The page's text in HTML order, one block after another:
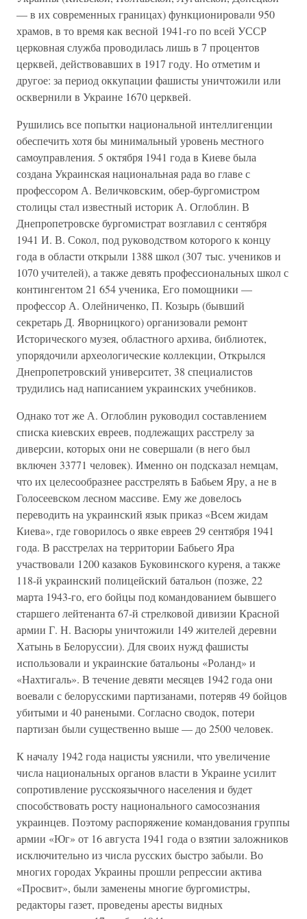
— в их современных границах) функционировали 950
храмов, в то время как весной 1941-го по всей УССР
церковная служба проводилась лишь в 7 процентов
церквей, действовавших в 1917 году. Но отметим и
другое: за период оккупации фашисты уничтожили или
осквернили в Украине 1670 церквей.
Рушились все попытки национальной интеллигенции
обеспечить хотя бы минимальный уровень местного
самоуправления. 5 октября 1941 года в Киеве была
создана Украинская национальная рада во главе с
профессором А. Величковским, обер-бургомистром
столицы стал известный историк А. Оглоблин. В
Днепропетровске бургомистрат возглавил с сентября
1941 И. В. Сокол, под руководством которого к концу
года в области открыли 1388 школ (307 тыс. учеников и
1070 учителей), а также девять профессиональных школ с
контингентом 21 654 ученика, Его помощники —
профессор А. Олейниченко, П. Козырь (бывший
секретарь Д. Яворницкого) организовали ремонт
Исторического музея, областного архива, библиотек,
упорядочили археологические коллекции, Открылся
Днепропетровский университет, 38 специалистов
трудились над написанием украинских учебников.
Однако тот же А. Оглоблин руководил составлением
списка киевских евреев, подлежащих расстрелу за
диверсии, которых они не совершали (в него был
включен 33771 человек). Именно он подсказал немцам,
что их целесообразнее расстрелять в Бабьем Яру, а не в
Голосеевском лесном массиве. Ему же довелось
переводить на украинский язык приказ «Всем жидам
Киева», где говорилось о явке евреев 29 сентября 1941
года. В расстрелах на территории Бабьего Яра
участвовали 1200 казаков Буковинского куреня, а также
118-й украинский полицейский батальон (позже, 22
марта 1943-го, его бойцы под командованием бывшего
старшего лейтенанта 67-й стрелковой дивизии Красной
армии Г. Н. Васюры уничтожили 149 жителей деревни
Хатынь в Белоруссии). Для своих нужд фашисты
использовали и украинские батальоны «Роланд» и
«Нахтигаль». В течение девяти месяцев 1942 года они
воевали с белорусскими партизанами, потеряв 49 бойцов
убитыми и 40 ранеными. Согласно сводок, потери
партизан были существенно выше — до 2500 человек.
К началу 1942 года нацисты уяснили, что увеличение
числа национальных органов власти в Украине усилит
сопротивление русскоязычного населения и будет
способствовать росту национального самосознания
украинцев. Поэтому распоряжение командования группы
армии «Юг» от 16 августа 1941 года о взятии заложников
исключительно из числа русских быстро забыли. Во
многих городах Украины прошли репрессии актива
«Просвит», были заменены многие бургомистры,
редакторы газет, проведены аресты видных